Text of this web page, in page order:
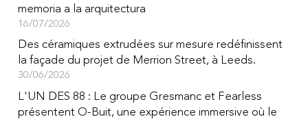
memoria a la arquitectura
16/07/2026
Des céramiques extrudées sur mesure redéfinissent
la façade du projet de Merrion Street, à Leeds.
30/06/2026
L'UN DES 88 : Le groupe Gresmanc et Fearless
présentent O-Buit, une expérience immersive où le